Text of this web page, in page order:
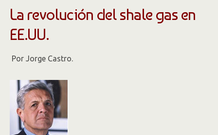
La revolución del shale gas en
EE.UU.
Por Jorge Castro.